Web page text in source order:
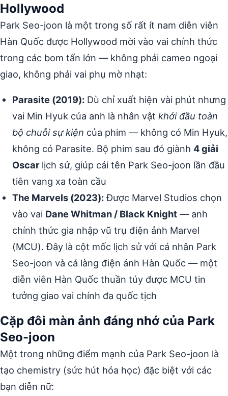
Hollywood
Park Seo-joon là một trong số rất ít nam diễn viên
Hàn Quốc được Hollywood mời vào vai chính thức
trong các bom tấn lớn — không phải cameo ngoại
giao, không phải vai phụ mờ nhạt:
Parasite (2019): Dù chỉ xuất hiện vài phút nhưng
vai Min Hyuk của anh là nhân vật khởi đầu toàn
bộ chuỗi sự kiện của phim — không có Min Hyuk,
không có Parasite. Bộ phim sau đó giành 4 giải
Oscarlịch sử, giúp cái tên Park Seo-joon lần đầu
tiên vang xa toàn cầu
The Marvels (2023):Được Marvel Studios chọn
vào vai Dane Whitman / Black Knight — anh
chính thức gia nhập vũ trụ điện ảnh Marvel
(MCU). Đây là cột mốc lịch sử với cá nhân Park
Seo-joon và cả làng điện ảnh Hàn Quốc — một
diễn viên Hàn Quốc thuần túy được MCU tin
tưởng giao vai chính đa quốc tịch
Cặp đôi màn ảnh đáng nhớ của Park
Seo-joon
Một trong những điểm mạnh của Park Seo-joon là
tạo chemistry (sức hút hóa học) đặc biệt với các
bạn diễn nữ: